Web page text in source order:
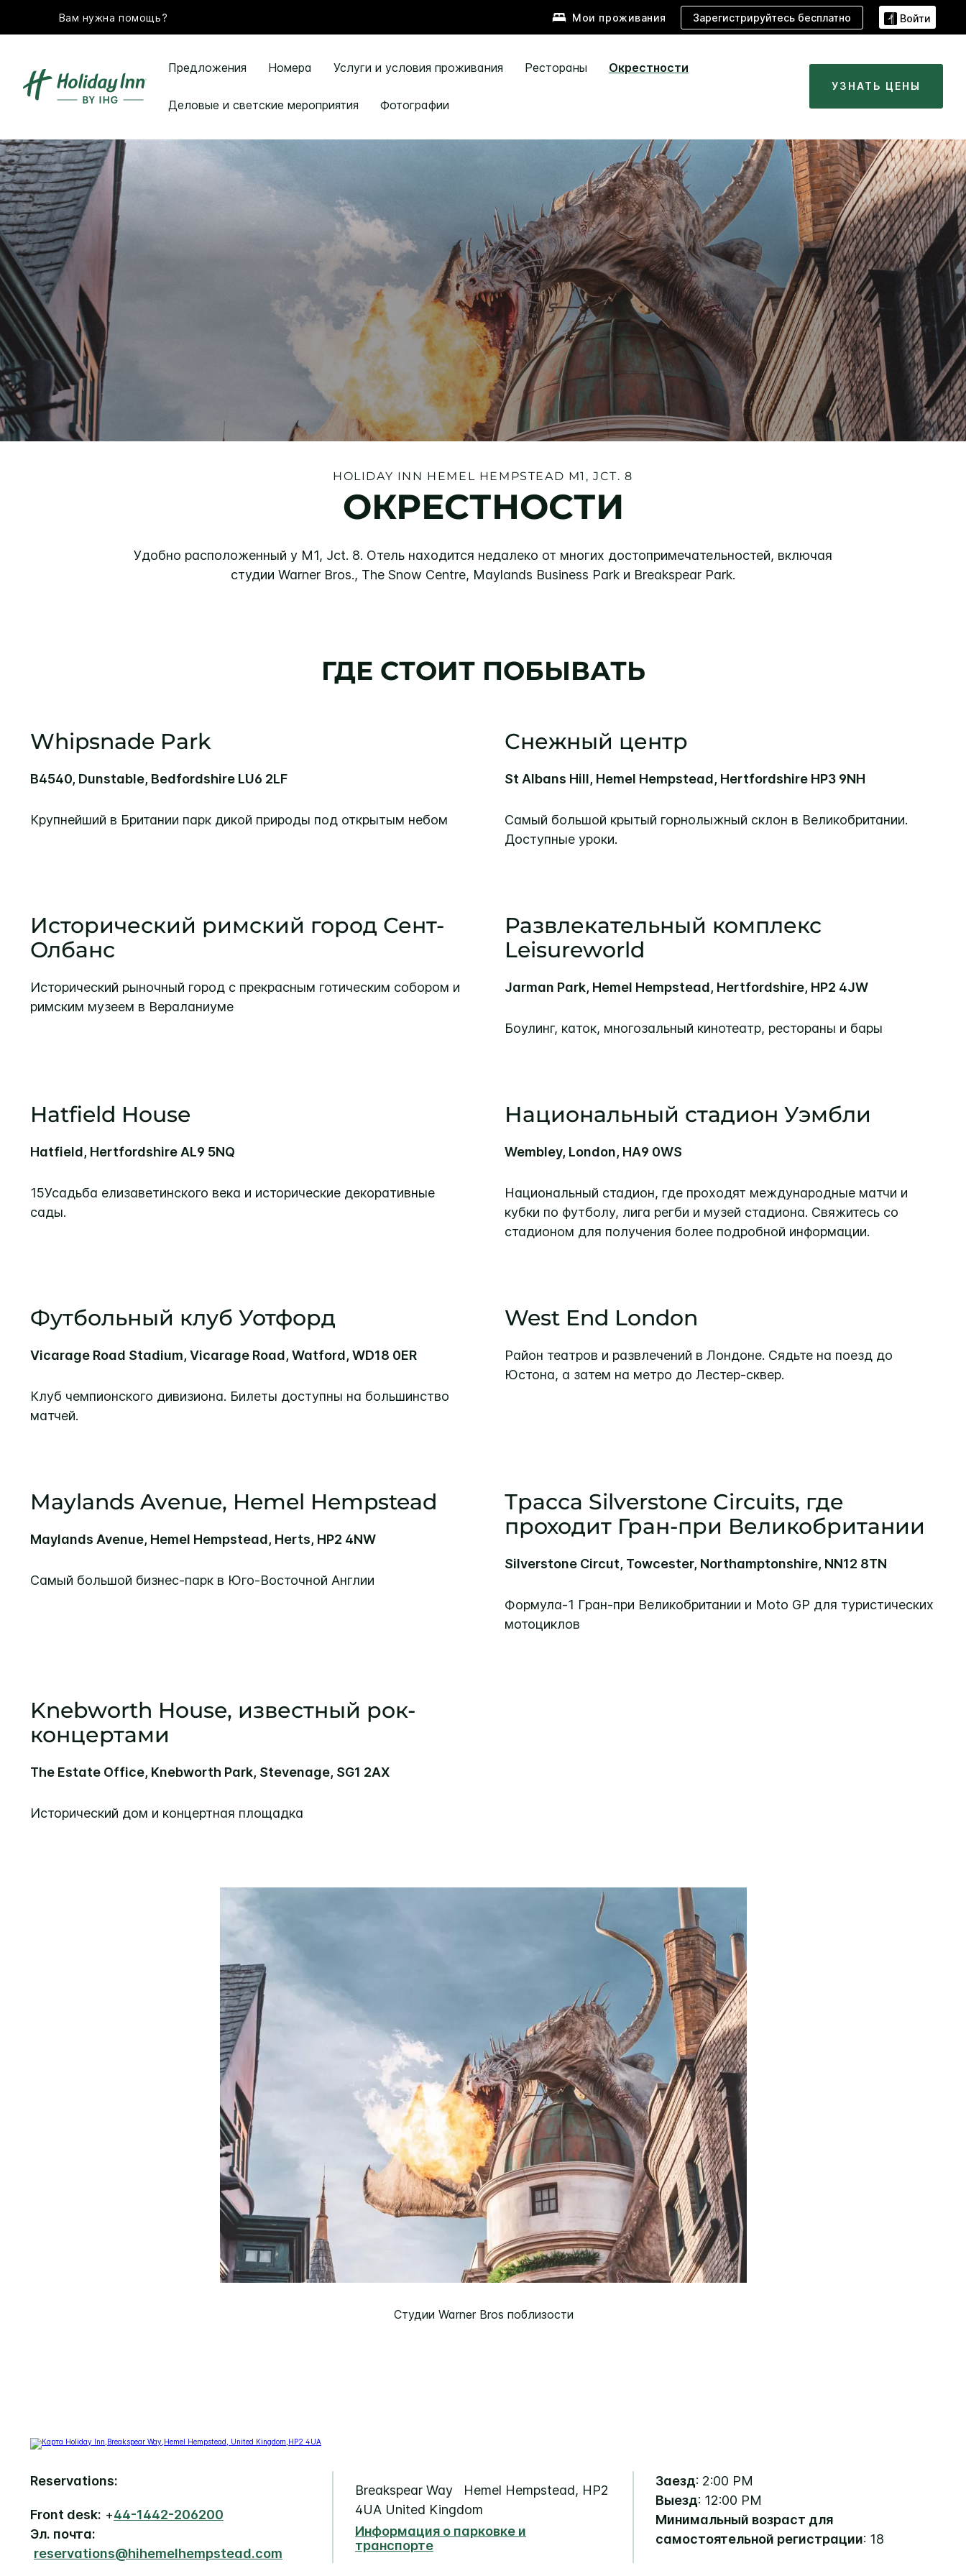
Вам нужна помощь? Мои проживания Зарегистрируйтесь бесплатно Войти
Предложения Номера Услуги и условия проживания Рестораны Окрестности
Деловые и светские мероприятия Фотографии
УЗНАТЬ ЦЕНЫ
HOLIDAY INN HEMEL HEMPSTEAD M1, JCT. 8
ОКРЕСТНОСТИ
Удобно расположенный у M1, Jct. 8. Отель находится недалеко от многих достопримечательностей, включая
студии Warner Bros., The Snow Centre, Maylands Business Park и Breakspear Park.
ГДЕ СТОИТ ПОБЫВАТЬ
Whipsnade Park
B4540, Dunstable, Bedfordshire LU6 2LF
Крупнейший в Британии парк дикой природы под открытым небом
Снежный центр
St Albans Hill, Hemel Hempstead, Hertfordshire HP3 9NH
Самый большой крытый горнолыжный склон в Великобритании.
Доступные уроки.
Исторический римский город Сент-
Олбанс
Исторический рыночный город с прекрасным готическим собором и
римским музеем в Вераланиуме
Развлекательный комплекс
Leisureworld
Jarman Park, Hemel Hempstead, Hertfordshire, HP2 4JW
Боулинг, каток, многозальный кинотеатр, рестораны и бары
Hatfield House
Hatfield, Hertfordshire AL9 5NQ
15Усадьба елизаветинского века и исторические декоративные
сады.
Национальный стадион Уэмбли
Wembley, London, HA9 0WS
Национальный стадион, где проходят международные матчи и
кубки по футболу, лига регби и музей стадиона. Свяжитесь со
стадионом для получения более подробной информации.
Футбольный клуб Уотфорд
Vicarage Road Stadium, Vicarage Road, Watford, WD18 0ER
Клуб чемпионского дивизиона. Билеты доступны на большинство
матчей.
West End London
Район театров и развлечений в Лондоне. Сядьте на поезд до
Юстона, а затем на метро до Лестер-сквер.
Maylands Avenue, Hemel Hempstead
Maylands Avenue, Hemel Hempstead, Herts, HP2 4NW
Самый большой бизнес-парк в Юго-Восточной Англии
Трасса Silverstone Circuits, где
проходит Гран-при Великобритании
Silverstone Circut, Towcester, Northamptonshire, NN12 8TN
Формула-1 Гран-при Великобритании и Moto GP для туристических
мотоциклов
Knebworth House, известный рок-
концертами
The Estate Office, Knebworth Park, Stevenage, SG1 2AX
Исторический дом и концертная площадка
Студии Warner Bros поблизости
Reservations:
Front desk: +44-1442-206200
Эл. почта:
reservations@hihemelhempstead.com
Breakspear Way Hemel Hempstead, HP2
4UA United Kingdom
Информация о парковке и
транспорте
Заезд: 2:00 PM
Выезд: 12:00 PM
Минимальный возраст для
самостоятельной регистрации: 18